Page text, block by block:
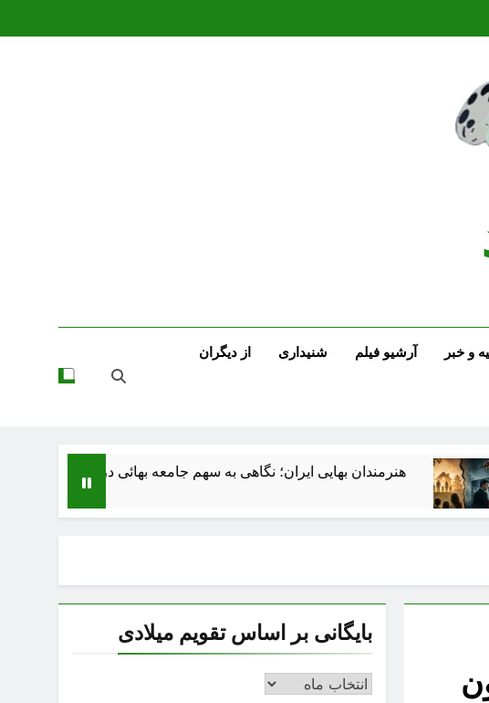
و خبر آرشیو فیلم شنیداری از دیگران
سهم جامعه بهائی در فرهنگ و هنر ایران و رنج و جناياتى که بر آنان رفت
بایگانی بر اساس تقویم میلادی
بایگانی